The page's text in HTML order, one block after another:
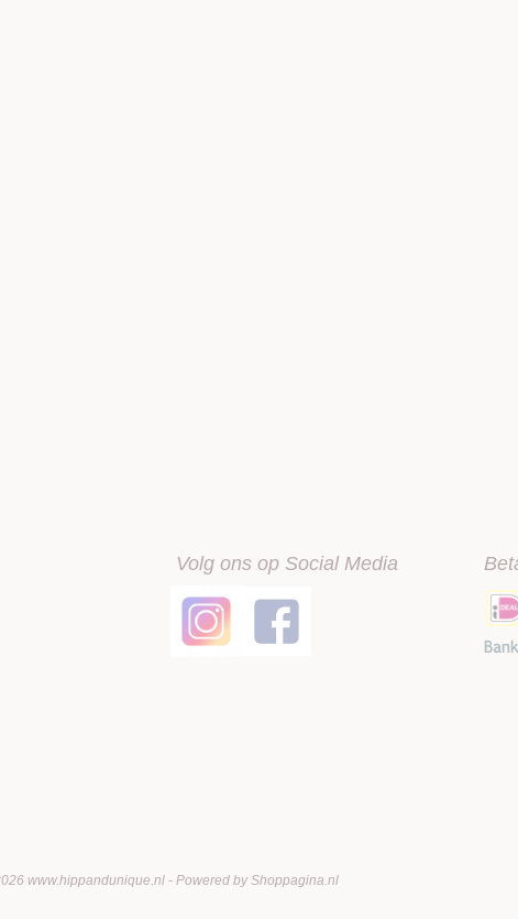
Volg ons op Social Media
www.hippandunique.nl - Powered by Shoppagina.nl